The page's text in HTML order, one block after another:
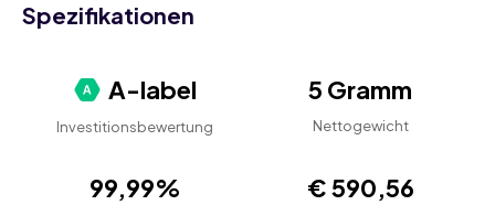
Spezifikationen
A-label
Investitionsbewertung
5 Gramm
Nettogewicht
99,99% € 590,56